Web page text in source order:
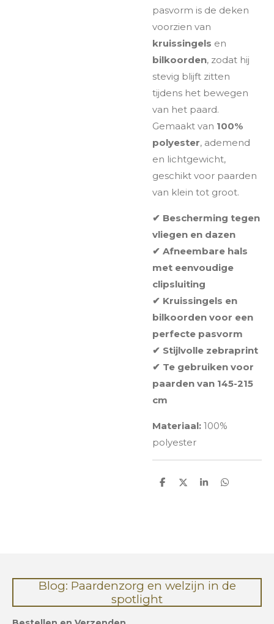
pasvorm is de deken
voorzien van
kruissingels en
bilkoorden, zodat hij
stevig blijft zitten
tijdens het bewegen
van het paard.
Gemaakt van 100%
polyester, ademend
en lichtgewicht,
geschikt voor paarden
van klein tot groot.
✔ Bescherming tegen
vliegen en dazen
✔ Afneembare hals
met eenvoudige
clipsluiting
✔ Kruissingels en
bilkoorden voor een
perfecte pasvorm
✔ Stijlvolle zebraprint
✔ Te gebruiken voor
paarden van 145-215
cm
Materiaal: 100%
polyester
D
D
S
D
Blog: Paardenzorg en welzijn in de
spotlight